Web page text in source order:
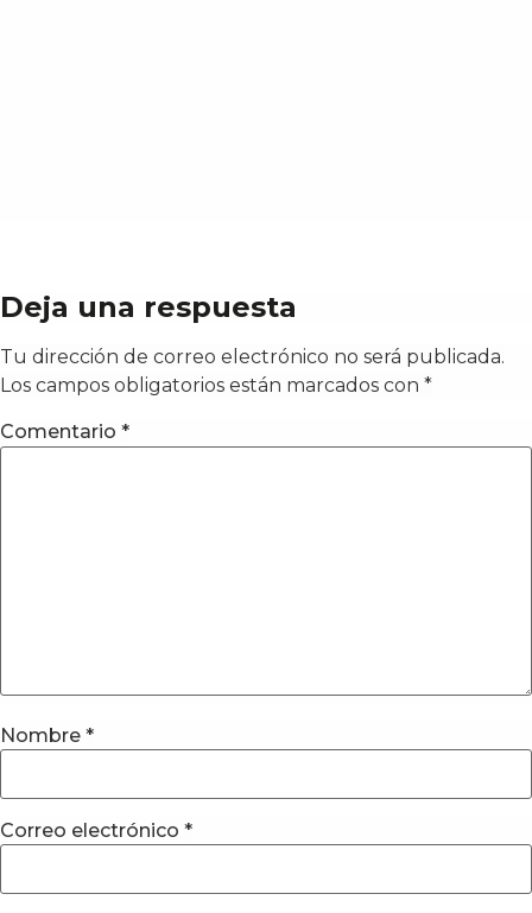
Deja una respuesta
Tu dirección de correo electrónico no será publicada.
Los campos obligatorios están marcados con *
Comentario *
Nombre *
Correo electrónico *